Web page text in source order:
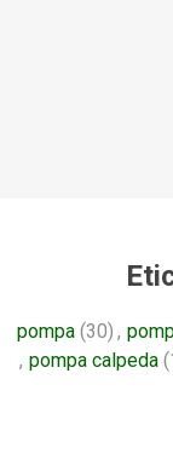
pompa (30) ,
, pompa calpeda